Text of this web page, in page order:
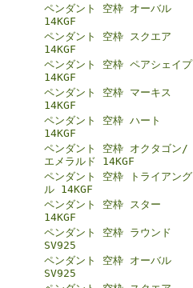
ペンダント 空枠 オーバル
14KGF
ペンダント 空枠 スクエア
14KGF
ペンダント 空枠 ペアシェイプ
14KGF
ペンダント 空枠 マーキス
14KGF
ペンダント 空枠 ハート
14KGF
ペンダント 空枠 オクタゴン/
エメラルド 14KGF
ペンダント 空枠 トライアング
ル 14KGF
ペンダント 空枠 スター
14KGF
ペンダント 空枠 ラウンド
SV925
ペンダント 空枠 オーバル
SV925